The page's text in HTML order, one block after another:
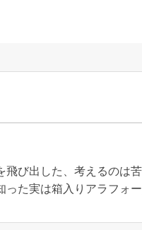
飛び出した、考えるのは
た実は箱入りアラフォー